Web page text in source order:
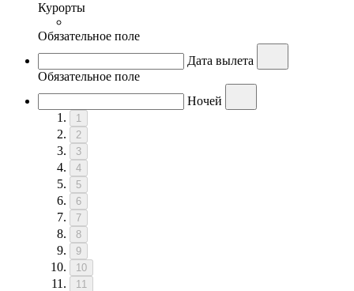
Курорты
Обязательное поле
Дата вылета
Обязательное поле
Ночей
1
2
3
4
5
6
7
8
9
10
11